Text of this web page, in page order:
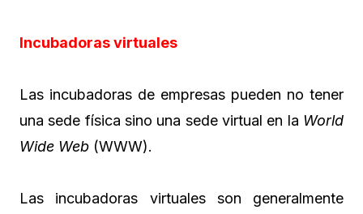
Incubadoras virtuales
Las incubadoras de empresas pueden no tener
una sede física sino una sede virtual en la World
Wide Web (WWW).
Las incubadoras virtuales son generalmente